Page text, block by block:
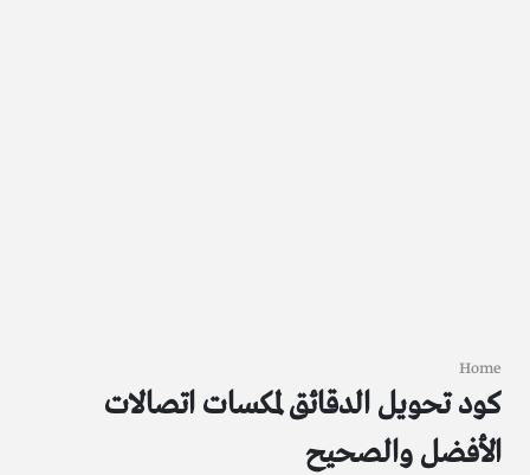
Home
كود تحويل الدقائق لمكسات اتصالات
الأفضل والصحيح